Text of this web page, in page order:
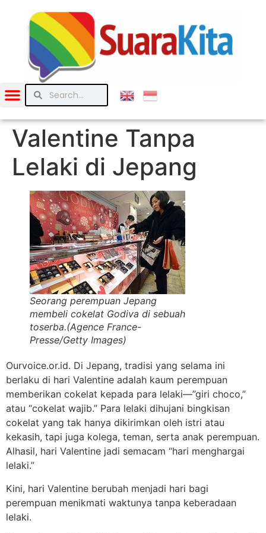
Valentine Tanpa
Lelaki di Jepang
Seorang perempuan Jepang
membeli cokelat Godiva di sebuah
toserba.(Agence France-
Presse/Getty Images)
Ourvoice.or.id. Di Jepang, tradisi yang selama ini
berlaku di hari Valentine adalah kaum perempuan
memberikan cokelat kepada para lelaki—”giri choco,”
atau “cokelat wajib.” Para lelaki dihujani bingkisan
cokelat yang tak hanya dikirimkan oleh istri atau
kekasih, tapi juga kolega, teman, serta anak perempuan.
Alhasil, hari Valentine jadi semacam “hari menghargai
lelaki.”
Kini, hari Valentine berubah menjadi hari bagi
perempuan menikmati waktunya tanpa keberadaan
lelaki.